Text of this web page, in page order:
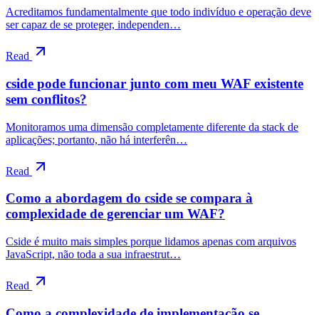
Acreditamos fundamentalmente que todo indivíduo e operação deve
ser capaz de se proteger, independen…
Read
cside pode funcionar junto com meu WAF existente
sem conflitos?
Monitoramos uma dimensão completamente diferente da stack de
aplicações; portanto, não há interferên…
Read
Como a abordagem do cside se compara à
complexidade de gerenciar um WAF?
Cside é muito mais simples porque lidamos apenas com arquivos
JavaScript, não toda a sua infraestrut…
Read